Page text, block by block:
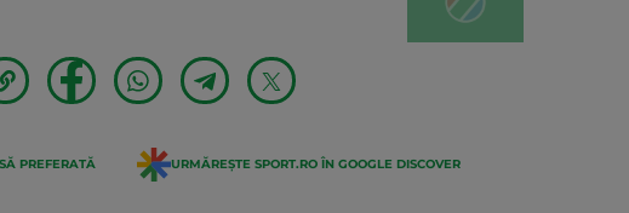
PREFERATĂ URMĂREȘTE SPORT.RO ÎN GOOGLE DISCOVER